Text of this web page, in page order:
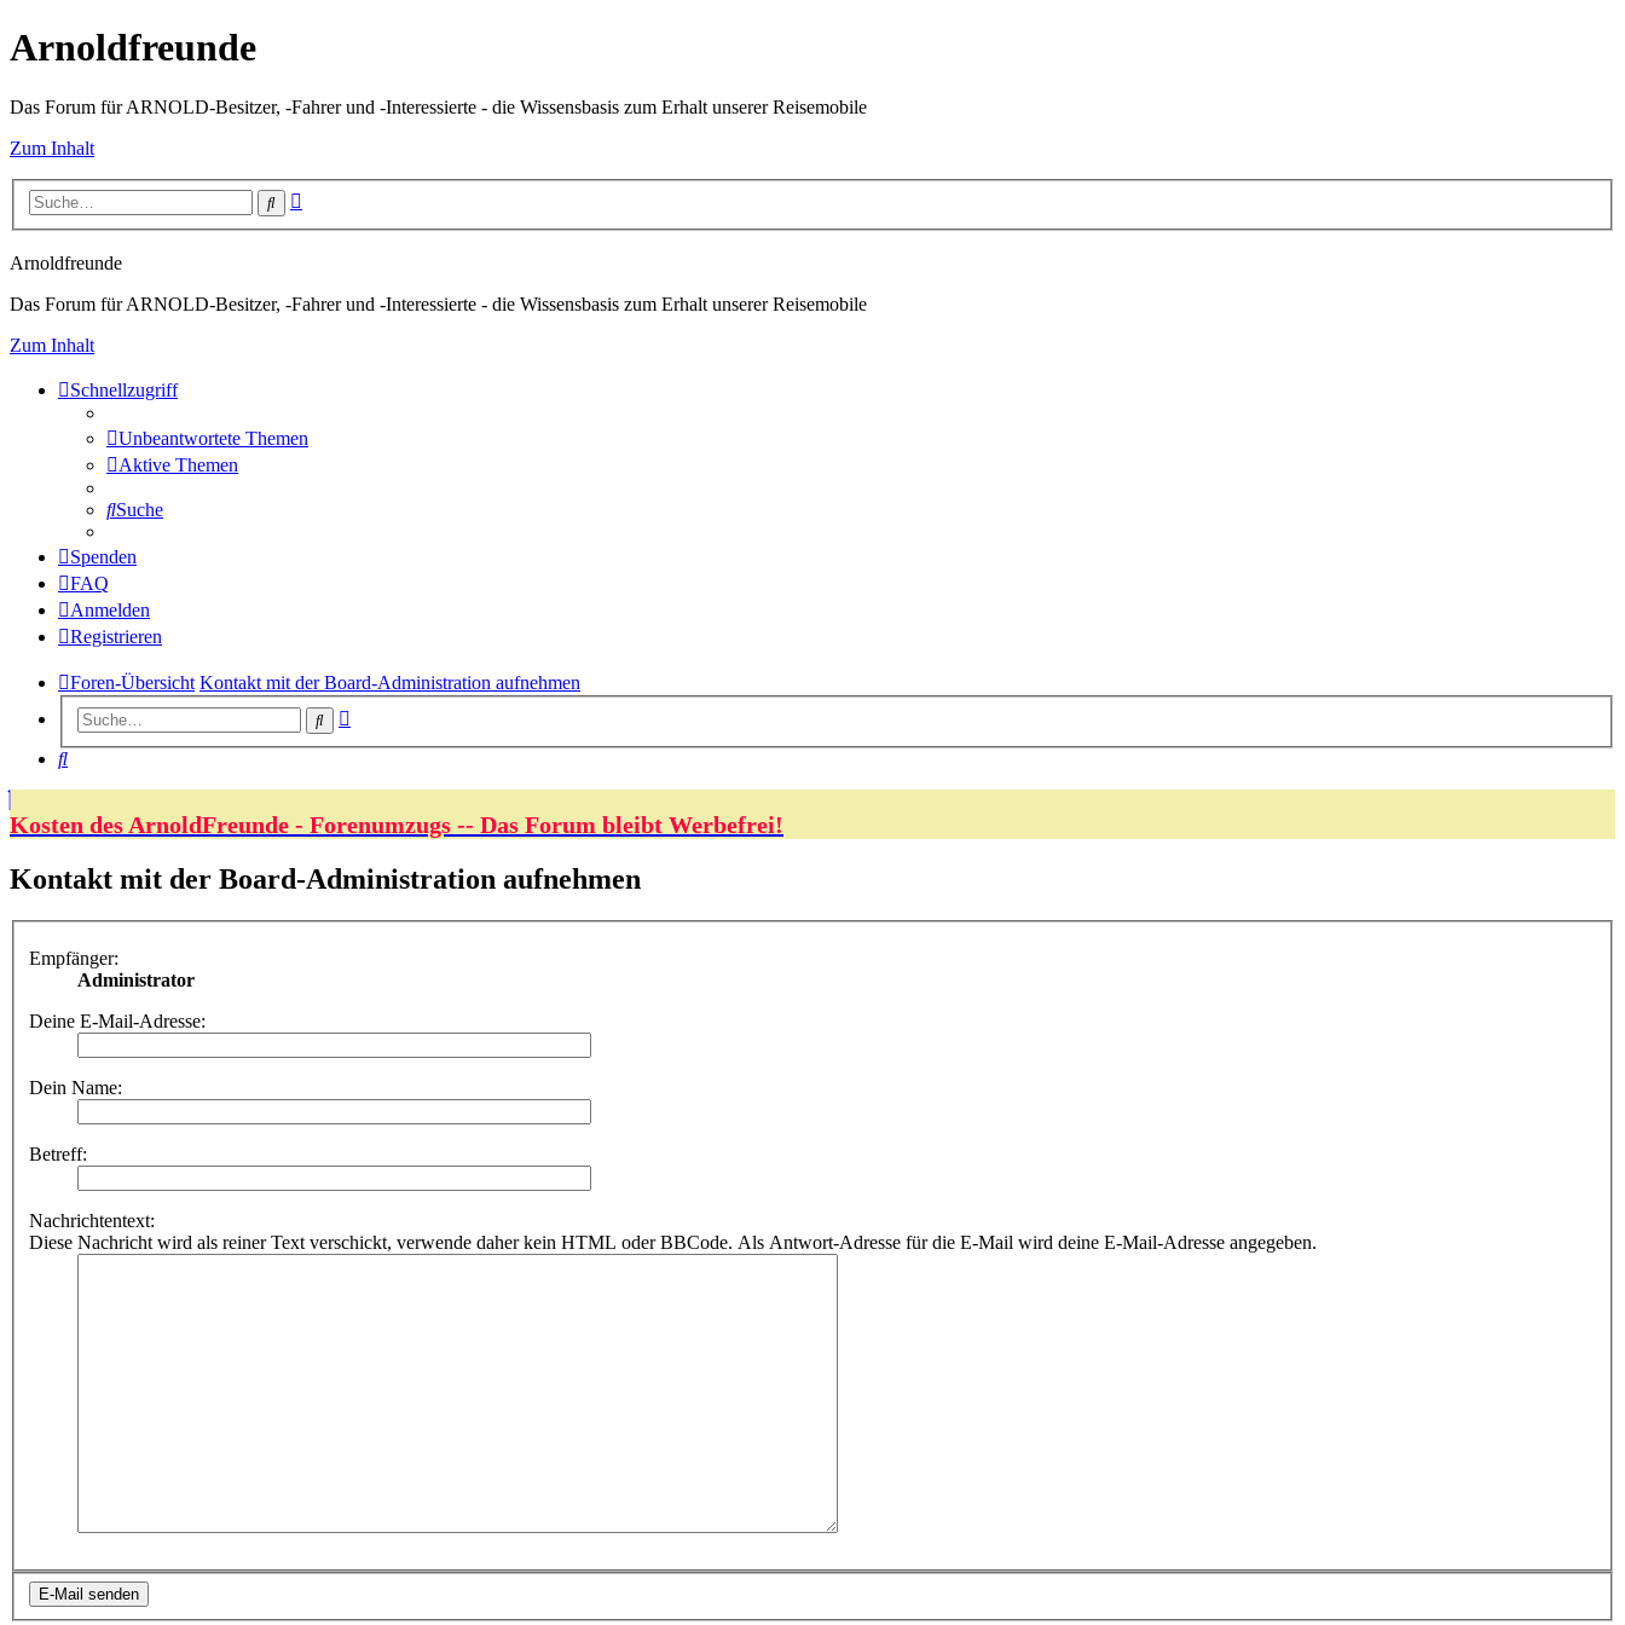
Arnoldfreunde
Das Forum für ARNOLD-Besitzer, -Fahrer und -Interessierte - die Wissensbasis zum Erhalt unserer Reisemobile
Zum Inhalt
Suche
Arnoldfreunde
Das Forum für ARNOLD-Besitzer, -Fahrer und -Interessierte - die Wissensbasis zum Erhalt unserer Reisemobile
Zum Inhalt
Schnellzugriff
Unbeantwortete Themen
Aktive Themen
Suche
Spenden
FAQ
Anmelden
Registrieren
Foren-Übersicht Kontakt mit der Board-Administration aufnehmen
Suche
Suche
Kosten des ArnoldFreunde - Forenumzugs -- Das Forum bleibt Werbefrei!
Kontakt mit der Board-Administration aufnehmen
Empfänger:
Administrator
Deine E-Mail-Adresse:
Dein Name:
Betreff:
Nachrichtentext:
Diese Nachricht wird als reiner Text verschickt, verwende daher kein HTML oder BBCode. Als Antwort-Adresse für die E-Mail wird deine E-Mail-Adresse angegeben.